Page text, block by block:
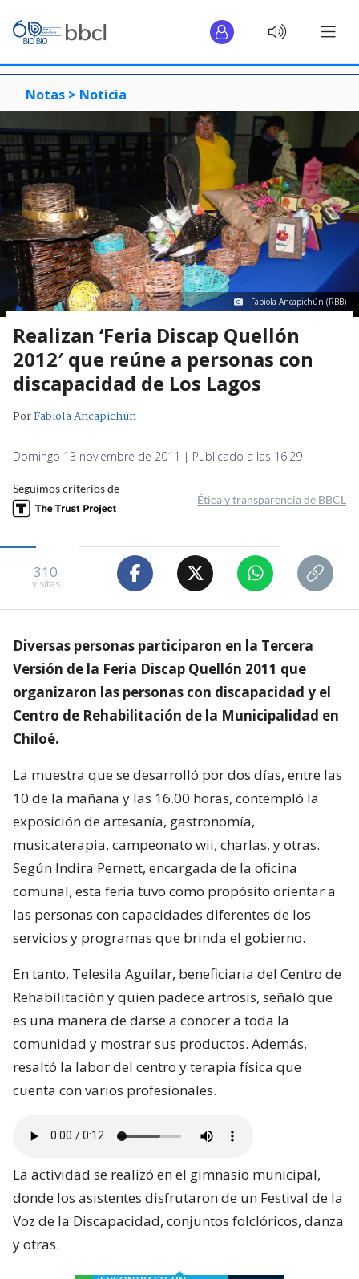
Notas > Noticia
Fabiola Ancapichún (RBB)
Realizan ‘Feria Discap Quellón
2012′ que reúne a personas con
discapacidad de Los Lagos
PorFabiola Ancapichún
Domingo 13 noviembre de 2011 | Publicado a las 16:29
Seguimos criterios de
Ética y transparencia de BBCL
310
visitas
Diversas personas participaron en la Tercera
Versión de la Feria Discap Quellón 2011 que
organizaron las personas con discapacidad y el
Centro de Rehabilitación de la Municipalidad en
Chiloé.
La muestra que se desarrolló por dos días, entre las
10 de la mañana y las 16.00 horas, contempló la
exposición de artesanía, gastronomía,
musicaterapia, campeonato wii, charlas, y otras.
Según Indira Pernett, encargada de la oficina
comunal, esta feria tuvo como propósito orientar a
las personas con capacidades diferentes de los
servicios y programas que brinda el gobierno.
En tanto, Telesila Aguilar, beneficiaria del Centro de
Rehabilitación y quien padece artrosis, señaló que
es una manera de darse a conocer a toda la
comunidad y mostrar sus productos. Además,
resaltó la labor del centro y terapia física que
cuenta con varios profesionales.
La actividad se realizó en el gimnasio municipal,
donde los asistentes disfrutaron de un Festival de la
Voz de la Discapacidad, conjuntos folclóricos, danza
y otras.